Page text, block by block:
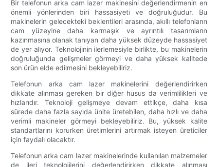
Bir telefonun arka cam lazer makinesini değerlendirmenin en
önemli yönlerinden biri hassasiyeti ve doğruluğudur. Bu
makinelerin gelecekteki beklentileri arasında, akıllı telefonların
cam yüzeyine daha karmaşık ve ayrıntılı tasarımların
kazınmasına olanak tanıyan daha yüksek düzeyde hassasiyet
de yer alıyor. Teknolojinin ilerlemesiyle birlikte, bu makinelerin
doğruluğunda gelişmeler görmeyi ve daha yüksek kalitede
son ürün elde edilmesini bekleyebiliriz.
Telefonun arka cam lazer makinelerini değerlendirirken
dikkate alınması gereken bir diğer husus da verimlilikleri ve
hızlarıdır. Teknoloji gelişmeye devam ettikçe, daha kısa
sürede daha fazla sayıda ünite üretebilen, daha hızlı ve daha
verimli makineler görmeyi bekleyebiliriz. Bu, yüksek kalite
standartlarını korurken üretimlerini artırmak isteyen üreticiler
için faydalı olacaktır.
Telefonun arka cam lazer makinelerinde kullanılan malzemeler
de ileri teknolojilerini değerlendirirken dikkate alınması